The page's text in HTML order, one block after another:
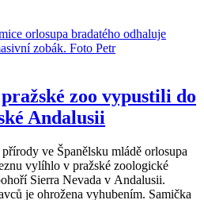
zoo vypustili do
Andalusii
ve Španělsku mládě orlosupa
vylíhlo v pražské zoologické
Sierra Nevada v Andalusii.
je ohrožena vyhubením. Samička